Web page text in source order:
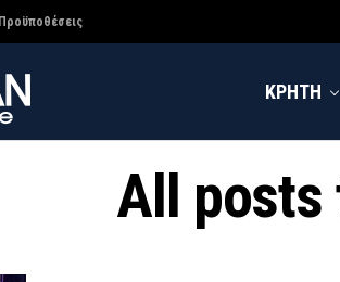
ΚΡΗΤΗ
All posts